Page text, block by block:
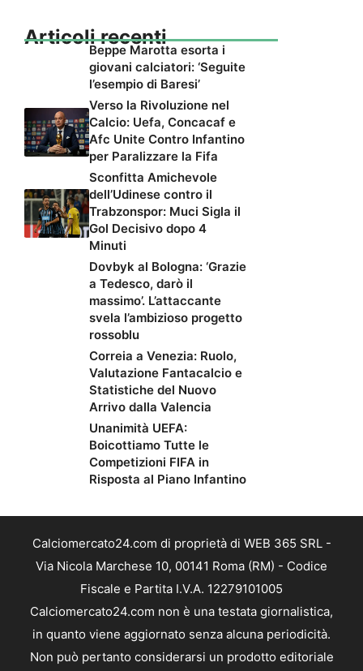
Articoli recenti
Beppe Marotta esorta i
giovani calciatori: ‘Seguite
l’esempio di Baresi’
Verso la Rivoluzione nel
Calcio: Uefa, Concacaf e
Afc Unite Contro Infantino
per Paralizzare la Fifa
Sconfitta Amichevole
dell’Udinese contro il
Trabzonspor: Muci Sigla il
Gol Decisivo dopo 4
Minuti
Dovbyk al Bologna: ‘Grazie
a Tedesco, darò il
massimo’. L’attaccante
svela l’ambizioso progetto
rossoblu
Correia a Venezia: Ruolo,
Valutazione Fantacalcio e
Statistiche del Nuovo
Arrivo dalla Valencia
Unanimità UEFA:
Boicottiamo Tutte le
Competizioni FIFA in
Risposta al Piano Infantino
Calciomercato24.com di proprietà di WEB 365 SRL -
Via Nicola Marchese 10, 00141 Roma (RM) - Codice
Fiscale e Partita I.V.A. 12279101005
Calciomercato24.com non è una testata giornalistica,
in quanto viene aggiornato senza alcuna periodicità.
Non può pertanto considerarsi un prodotto editoriale